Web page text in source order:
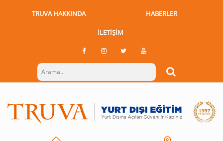
TRUVA HAKKINDA HABERLER
İLETIŞIM